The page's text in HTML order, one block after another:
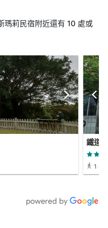
瑪莉民宿附近還有 10 處或
鐵道
1 小